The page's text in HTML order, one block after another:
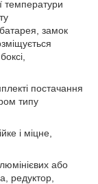
температури
замок
постачання
типу
і міцне,
або
редуктор,